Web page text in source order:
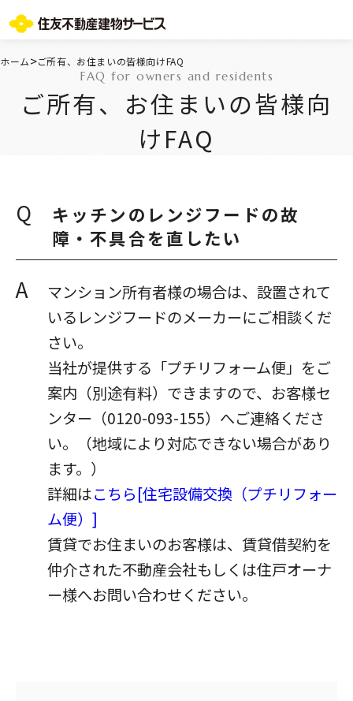
TOPページ
ご所有・お住まいの皆様
ST-マンション管理WEBサービス
よくあるご質問
お問い合わせ総合窓口
ニュースリリース/お知らせ一覧
サイトマップ
情報セキュリティ基本方針
一般事業主行動計画
パートナーシップ構築宣言
マルチステークホルダー方針
カスタマーハラスメントに対する基本方針
ホーム>ご所有、お住まいの皆様向けFAQ
FAQ for owners and residents
ご所有、お住まいの皆様向
けFAQ
Q
キッチンのレンジフードの故
障・不具合を直したい
A
マンション所有者様の場合は、設置されて
いるレンジフードのメーカーにご相談くだ
さい。
当社が提供する「プチリフォーム便」をご
案内（別途有料）できますので、お客様セ
ンター（0120-093-155）へご連絡くださ
い。（地域により対応できない場合があり
ます。）
詳細はこちら[住宅設備交換（プチリフォー
ム便）]
賃貸でお住まいのお客様は、賃貸借契約を
仲介された不動産会社もしくは住戸オーナ
ー様へお問い合わせください。